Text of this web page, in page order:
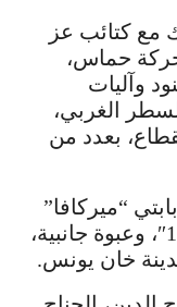
مع كتائب عز
حماس،
وآليات
الغربي،
بعدد من
“ميركافا”
إسرائيليّتَين، بقذيفتي “الياسين 105″، وعبوة جانبية،
خان يونس.